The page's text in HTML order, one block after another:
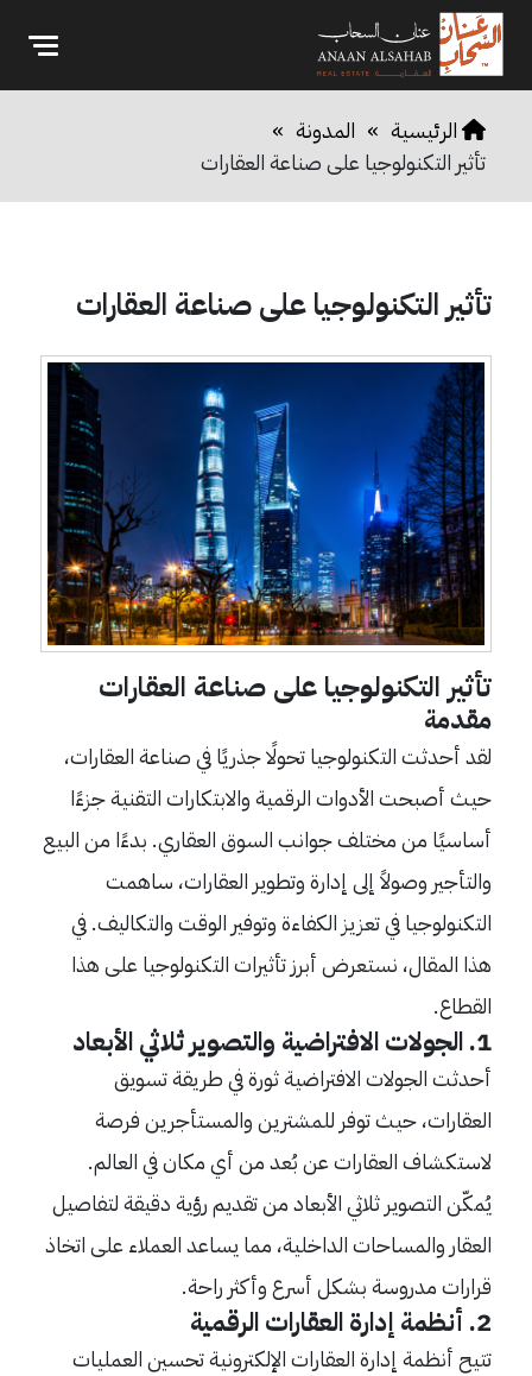
الرئيسية » المدونة »
تأثير التكنولوجيا على صناعة العقارات
تأثير التكنولوجيا على صناعة العقارات
تأثير التكنولوجيا على صناعة العقارات
مقدمة
لقد أحدثت التكنولوجيا تحولًا جذريًا في صناعة العقارات،
حيث أصبحت الأدوات الرقمية والابتكارات التقنية جزءًا
أساسيًا من مختلف جوانب السوق العقاري. بدءًا من البيع
والتأجير وصولاً إلى إدارة وتطوير العقارات، ساهمت
التكنولوجيا في تعزيز الكفاءة وتوفير الوقت والتكاليف. في
هذا المقال، نستعرض أبرز تأثيرات التكنولوجيا على هذا
القطاع.
1. الجولات الافتراضية والتصوير ثلاثي الأبعاد
أحدثت الجولات الافتراضية ثورة في طريقة تسويق
العقارات، حيث توفر للمشترين والمستأجرين فرصة
لاستكشاف العقارات عن بُعد من أي مكان في العالم.
يُمكّن التصوير ثلاثي الأبعاد من تقديم رؤية دقيقة لتفاصيل
العقار والمساحات الداخلية، مما يساعد العملاء على اتخاذ
قرارات مدروسة بشكل أسرع وأكثر راحة.
2. أنظمة إدارة العقارات الرقمية
تتيح أنظمة إدارة العقارات الإلكترونية تحسين العمليات